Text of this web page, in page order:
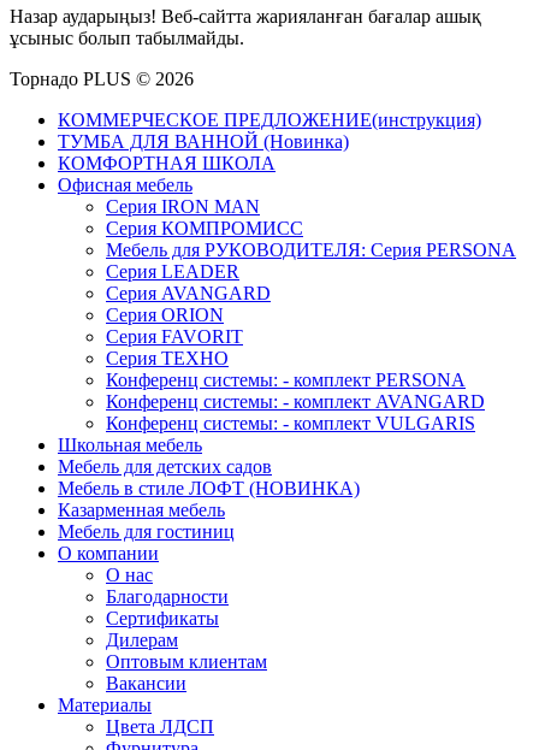
Назар аударыңыз! Веб-сайтта жарияланған бағалар ашық
ұсыныс болып табылмайды.
Торнадо PLUS © 2026
КОММЕРЧЕСКОЕ ПРЕДЛОЖЕНИЕ(инструкция)
ТУМБА ДЛЯ ВАННОЙ (Новинка)
КОМФОРТНАЯ ШКОЛА
Офисная мебель
Серия IRON MAN
Серия КОМПРОМИСС
Мебель для РУКОВОДИТЕЛЯ: Серия PERSONA
Серия LEADER
Серия AVANGARD
Серия ORION
Серия FAVORIT
Серия ТЕХНО
Конференц системы: - комплект PERSONA
Конференц системы: - комплект AVANGARD
Конференц системы: - комплект VULGARIS
Школьная мебель
Мебель для детских садов
Мебель в стиле ЛОФТ (НОВИНКА)
Казарменная мебель
Мебель для гостиниц
О компании
О нас
Благодарности
Сертификаты
Дилерам
Оптовым клиентам
Вакансии
Материалы
Цвета ЛДСП